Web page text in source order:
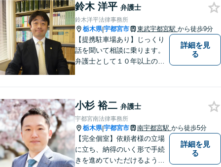
う強い思いから，交通事故問
題に積極的に取り組んでいま
す。お気軽にお問い合わせく
ださい。
鈴木 洋平 弁護士
鈴木洋平法律事務所
栃木県|宇都宮市 東武宇都宮駅 から徒歩9分
【提携駐車場あり】じっくり
話を聞いて相談に乗ります。
弁護士として１０年以上の経
詳細を見
る
小杉 裕二 弁護士
宇都宮南法律事務所
栃木県|宇都宮市 南宇都宮駅 から徒歩5分
【完全個室】依頼者様の立場
に立ち、納得のいく形で手続
きを進めていただけるよう、
詳細を見
る